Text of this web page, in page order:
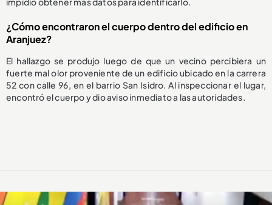
¿Cómo encontraron el cuerpo dentro del edificio en
Aranjuez?
El hallazgo se produjo luego de que un vecino percibiera un
fuerte mal olor proveniente de un edificio ubicado en la carrera
52 con calle 96, en el barrio San Isidro. Al inspeccionar el lugar,
encontró el cuerpo y dio aviso inmediato a las autoridades.